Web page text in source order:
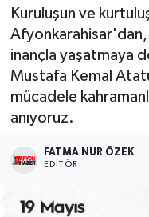
Kuruluşun ve
Afyonkarahisar'dan,
inançla yaşatmaya
Mustafa Kemal
mücadele
anıyoruz.
FATMA NUR ÖZEK
EDITÖR
Sivil Toplum
Ekonomi
Magazin
Etkinlikler